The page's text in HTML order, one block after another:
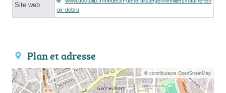
Site web
oir-debru
Plan et adresse
© contributeurs OpenStreetMap